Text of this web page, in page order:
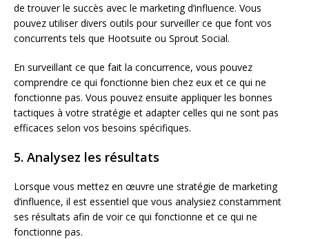
de trouver le succès avec le marketing d’influence. Vous
pouvez utiliser divers outils pour surveiller ce que font vos
concurrents tels que Hootsuite ou Sprout Social.
En surveillant ce que fait la concurrence, vous pouvez
comprendre ce qui fonctionne bien chez eux et ce qui ne
fonctionne pas. Vous pouvez ensuite appliquer les bonnes
tactiques à votre stratégie et adapter celles qui ne sont pas
efficaces selon vos besoins spécifiques.
5. Analysez les résultats
Lorsque vous mettez en œuvre une stratégie de marketing
d’influence, il est essentiel que vous analysiez constamment
ses résultats afin de voir ce qui fonctionne et ce qui ne
fonctionne pas.